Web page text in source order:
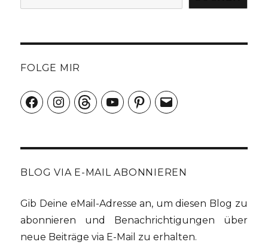
FOLGE MIR
FacebookInstagramThreadsYouTubePinterest
E-
Mail
BLOG VIA E-MAIL ABONNIEREN
Gib Deine eMail-Adresse an, um diesen Blog zu
abonnieren und Benachrichtigungen über
neue Beiträge via E-Mail zu erhalten.